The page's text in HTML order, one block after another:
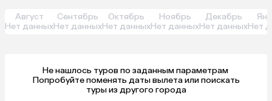
Август
Нет данных
Сентябрь
Нет данных
Октябрь
Нет данных
Ноябрь
Нет данных
Декабрь
Нет данныхНет
Не нашлось туров по заданным параметрам
туры из другого города